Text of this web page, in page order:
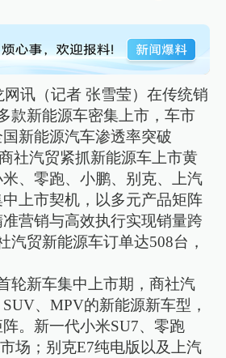
网讯（记者 张雪莹）在传统销
款新能源车密集上市，车市
新能源汽车渗透率突破
社汽贸紧抓新能源车上市黄
、零跑、小鹏、别克、上汽
上市契机，以多元产品矩阵
营销与高效执行实现销量跨
汽贸新能源车订单达508台，
轮新车集中上市期，商社汽
、MPV的新能源新车型，
。新一代小米SU7、零跑
场；别克E7纯电版以及上汽